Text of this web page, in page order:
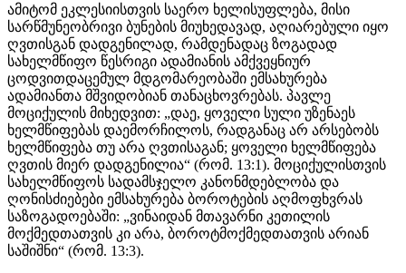
ამიტომ ეკლესიისთვის საერო ხელისუფლება, მისი
სარწმუნეობრივი ბუნების მიუხედავად, აღიარებული იყო
ღვთისგან დადგენილად, რამდენადაც ზოგადად
სახელმწიფო წესრიგი ადამიანის ამქვეყნიურ
ცოდვითდაცემულ მდგომარეობაში ემსახურება
ადამიანთა მშვიდობიან თანაცხოვრებას. პავლე
მოციქულის მიხედვით: „დაე, ყოველი სული უზენაეს
ხელმწიფებას დაემორჩილოს, რადგანაც არ არსებობს
ხელმწიფება თუ არა ღვთისაგან; ყოველი ხელმწიფება
ღვთის მიერ დადგენილია“ (რომ. 13:1). მოციქულისთვის
სახელმწიფოს სადამსჯელო კანონმდებლობა და
ღონისძიებები ემსახურება ბოროტების აღმოფხვრას
საზოგადოებაში: „ვინაიდან მთავარნი კეთილის
მოქმედთათვის კი არა, ბოროტმოქმედთათვის არიან
საშიშნი“ (რომ. 13:3).